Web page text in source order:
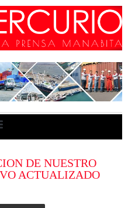
DE NUESTRO
ACTUALIZADO